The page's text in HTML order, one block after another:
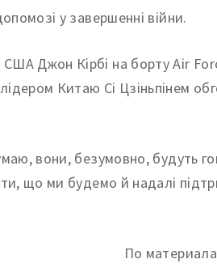
у завершенні війни.
Джон Кірбі на борту Air
Китаю Сі Цзіньпінем
вони, безумовно, будуть
що ми будемо й надалі
По